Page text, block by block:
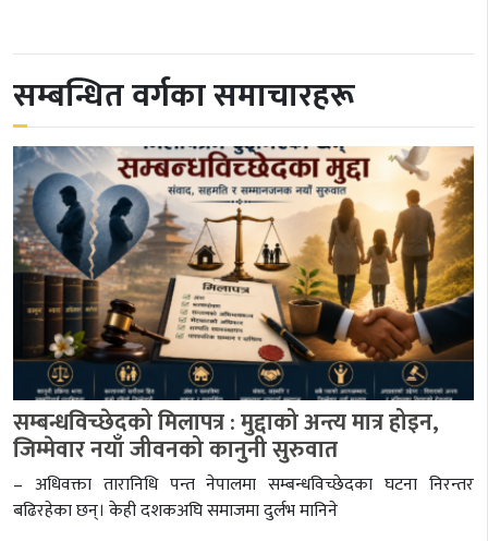
सम्बन्धित वर्गका समाचारहरू
सम्बन्धविच्छेदको मिलापत्र : मुद्दाको अन्त्य मात्र होइन,
जिम्मेवार नयाँ जीवनको कानुनी सुरुवात
– अधिवक्ता तारानिधि पन्त नेपालमा सम्बन्धविच्छेदका घटना निरन्तर
बढिरहेका छन्। केही दशकअघि समाजमा दुर्लभ मानिने